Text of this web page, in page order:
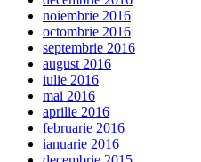
noiembrie 2016
octombrie 2016
septembrie 2016
august 2016
iulie 2016
mai 2016
aprilie 2016
februarie 2016
ianuarie 2016